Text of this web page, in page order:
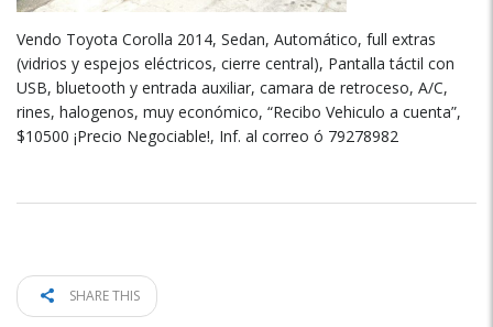
Vendo Toyota Corolla 2014, Sedan, Automático, full extras
(vidrios y espejos eléctricos, cierre central), Pantalla táctil con
USB, bluetooth y entrada auxiliar, camara de retroceso, A/C,
rines, halogenos, muy económico, “Recibo Vehiculo a cuenta”,
$10500 ¡Precio Negociable!, Inf. al correo ó 79278982
SHARE THIS